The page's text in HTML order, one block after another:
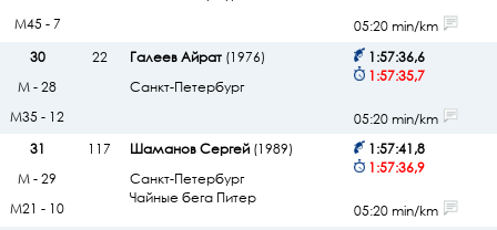
М45 - 7
05:20 min/km
30
22 Галеев Айрат(1976)
Санкт-Петербург
1:57:36,6
1:57:35,7
М - 28
М35 - 12
05:20 min/km
31
117 Шаманов Сергей(1989)
Санкт-Петербург
Чайные бега Питер
1:57:41,8
1:57:36,9
М - 29
М21 - 10
05:20 min/km